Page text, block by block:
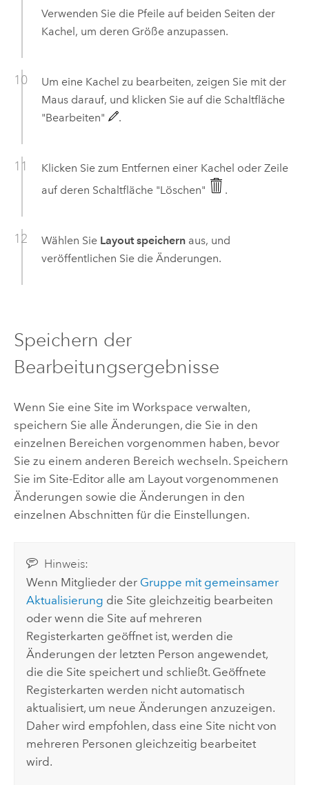
Verwenden Sie die Pfeile auf beiden Seiten der
Kachel, um deren Größe anzupassen.
Um eine Kachel zu bearbeiten, zeigen Sie mit der
Maus darauf, und klicken Sie auf die Schaltfläche
"Bearbeiten"
.
Klicken Sie zum Entfernen einer Kachel oder Zeile
auf deren Schaltfläche "Löschen"
.
Wählen Sie Layout speichernaus, und
veröffentlichen Sie die Änderungen.
Speichern der
Bearbeitungsergebnisse
Wenn Sie eine Site im Workspace verwalten,
speichern Sie alle Änderungen, die Sie in den
einzelnen Bereichen vorgenommen haben, bevor
Sie zu einem anderen Bereich wechseln. Speichern
Sie im Site-Editor alle am Layout vorgenommenen
Änderungen sowie die Änderungen in den
einzelnen Abschnitten für die Einstellungen.
Hinweis:
Wenn Mitglieder der Gruppe mit gemeinsamer
Aktualisierung die Site gleichzeitig bearbeiten
oder wenn die Site auf mehreren
Registerkarten geöffnet ist, werden die
Änderungen der letzten Person angewendet,
die die Site speichert und schließt. Geöffnete
Registerkarten werden nicht automatisch
aktualisiert, um neue Änderungen anzuzeigen.
Daher wird empfohlen, dass eine Site nicht von
mehreren Personen gleichzeitig bearbeitet
wird.